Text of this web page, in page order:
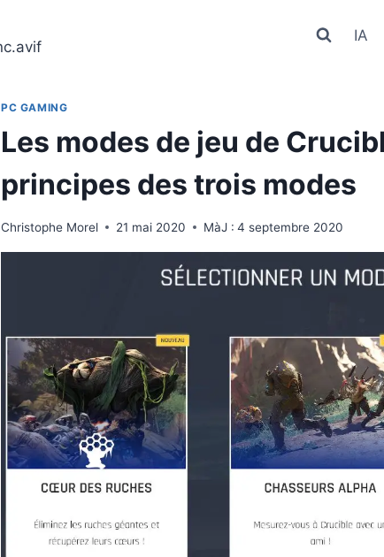
IA
PC GAMING
Les modes de jeu de
principes des trois modes
Christophe Morel 21 mai 2020 MàJ : 4 septembre 2020